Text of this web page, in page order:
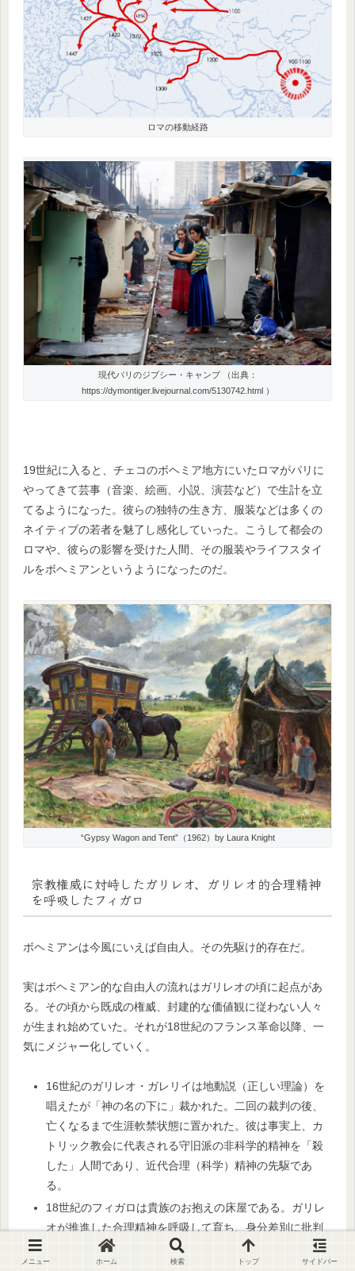
ロマの移動経路
現代パリのジプシー・キャンプ （出典：
https://dymontiger.livejournal.com/5130742.html ）
19世紀に入ると、チェコのボヘミア地方にいたロマがパリに
やってきて芸事（音楽、絵画、小説、演芸など）で生計を立
てるようになった。彼らの独特の生き方、服装などは多くの
ネイティブの若者を魅了し感化していった。こうして都会の
ロマや、彼らの影響を受けた人間、その服装やライフスタイ
ルをボヘミアンというようになったのだ。
“Gypsy Wagon and Tent”（1962）by Laura Knight
宗教権威に対峙したガリレオ、ガリレオ的合理精神
を呼吸したフィガロ
ボヘミアンは今風にいえば自由人。その先駆け的存在だ。
実はボヘミアン的な自由人の流れはガリレオの頃に起点があ
る。その頃から既成の権威、封建的な価値観に従わない人々
が生まれ始めていた。それが18世紀のフランス革命以降、一
気にメジャー化していく。
16世紀のガリレオ・ガレリイは地動説（正しい理論）を
唱えたが「神の名の下に」裁かれた。二回の裁判の後、
亡くなるまで生涯軟禁状態に置かれた。彼は事実上、カ
トリック教会に代表される守旧派の非科学的精神を「殺
した」人間であり、近代合理（科学）精神の先駆であ
る。
18世紀のフィガロは貴族のお抱えの床屋である。ガリレ
オが推進した合理精神を呼吸して育ち、身分差別に批判
的だった。彼はもはや時代遅れの特権にしがみつく伯爵
から、花嫁を守る。権威に屈しない自由人の象徴とし
メニュー ホーム 検索 トップ サイドバー